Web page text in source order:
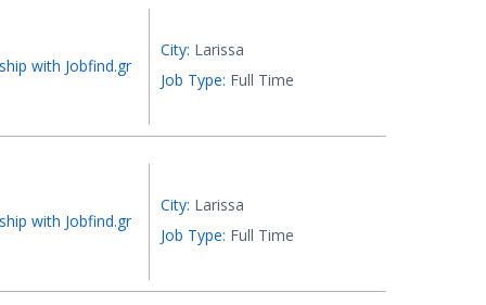
with Jobfind.gr
City: Larissa
Job Type: Full Time
with Jobfind.gr
City: Larissa
Job Type: Full Time